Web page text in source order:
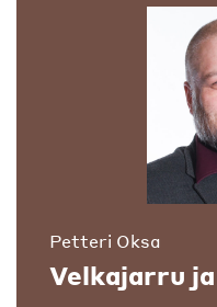
Petteri Oksa
Velkajarru